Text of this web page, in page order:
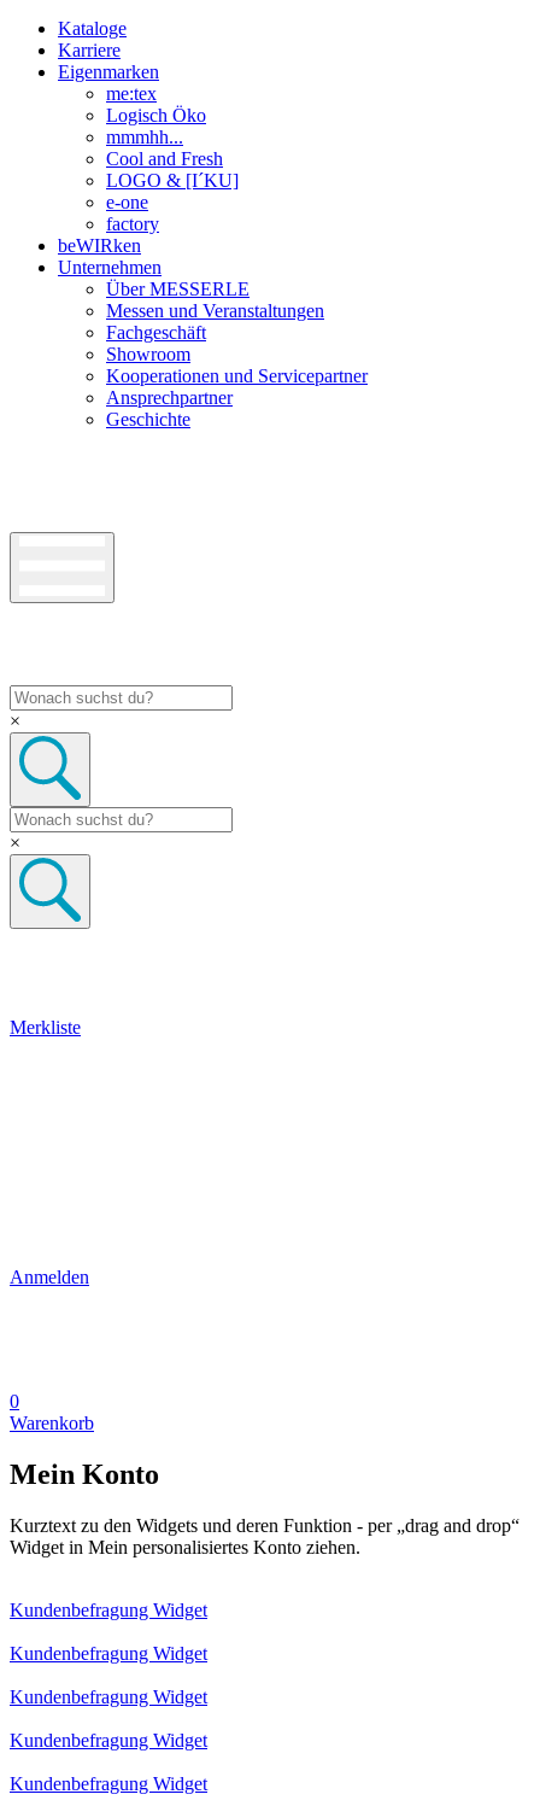
Kataloge
Karriere
Eigenmarken
me:tex
Logisch Öko
mmmhh...
Cool and Fresh
LOGO & [I´KU]
e-one
factory
beWIRken
Unternehmen
Über MESSERLE
Messen und Veranstaltungen
Fachgeschäft
Showroom
Kooperationen und Servicepartner
Ansprechpartner
Geschichte
×
×
Merkliste
Anmelden
0
Warenkorb
Mein Konto
Kurztext zu den Widgets und deren Funktion - per „drag and drop“
Widget in Mein personalisiertes Konto ziehen.
Kundenbefragung Widget
Kundenbefragung Widget
Kundenbefragung Widget
Kundenbefragung Widget
Kundenbefragung Widget